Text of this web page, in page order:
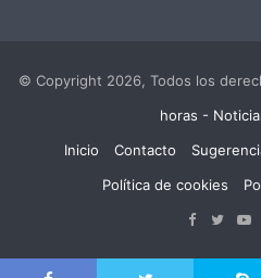
© Copyright 2026, Todos los
horas -
Inicio
Contacto
Política de cookies
Facebook